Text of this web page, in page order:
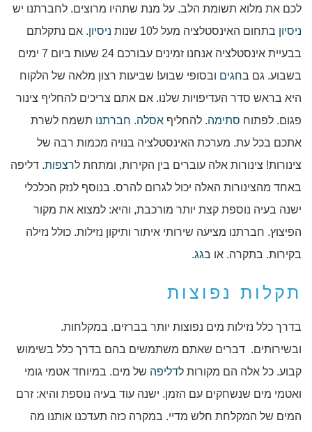
לכם את מלוא תשומת הלב. על מנת שתהיו מרוצים. לחברתנו יש
ניסיון בתחום האינסטלציה מעל ל10 שנות ניסיון. אם נתקלתם
בבעיית אינסטלציה אנחנו זמינים עבורכם 24 שעות ביום 7 ימים
בשבוע. גם בחגים ובסופי שבוע! שביעות רצון מלאה של הלקוח
היא בראש סדר העדיפויות שלנו. אם אתם צריכים להחליף צינור
פגום. לפתוח סתימה. להחליף אסלה. חברתנו תשמח לשרת
אתכם בכל עת. מערכת האינסטלציה בנויה מכמות רבה של
צינורות! צינורות אלה עוברים בין הקירות, ומתחת לרצפות. דליפה
באחד מהצינורות האלה יכול לגרום להרס. בנוסף לנזק הכלכלי
ישנה בעיה נוספת קצת יותר מורכבת, והיא: למצוא את מקור
הפיצוץ. חברתנו מציעה שירותי איתור ותיקון נזילות. כולל נזילה
בקירות. בתקרה. או בגג.
תקלות נפוצות
בדרך כלל נזילות מים נפוצות יותר בברזים. במקלחות.
ובשירותים. דברים שאתם משתמשים בהם בדרך כלל בשימוש
קבוע. כל אלה הם מקורות לדליפה של מים. במיוחד אטמי גומי
ואטמי מים שנשחקים עם הזמן. ישנה עוד בעיה נוספת והיא: זרם
המים של המקלחת חלש מדיי. במקרה כזה תעדכנו אותנו מה